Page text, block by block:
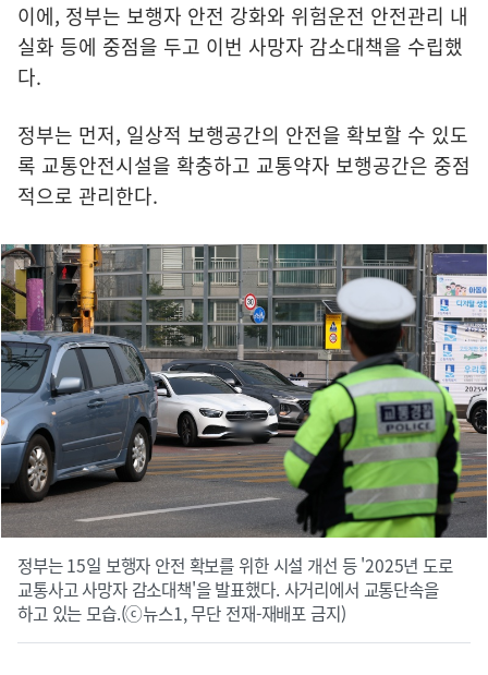
이에, 정부는 보행자 안전 강화와 위험운전 안전관리 내
실화 등에 중점을 두고 이번 사망자 감소대책을 수립했
다.
정부는 먼저, 일상적 보행공간의 안전을 확보할 수 있도
록 교통안전시설을 확충하고 교통약자 보행공간은 중점
적으로 관리한다.
정부는 15일 보행자 안전 확보를 위한 시설 개선 등 '2025년 도로
교통사고 사망자 감소대책'을 발표했다. 사거리에서 교통단속을
하고 있는 모습.(ⓒ뉴스1, 무단 전재-재배포 금지)